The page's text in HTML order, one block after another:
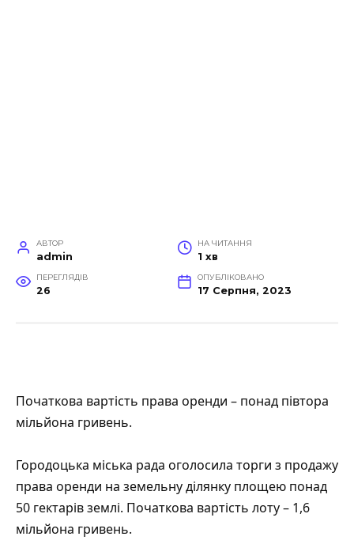
АВТОР
admin
НА ЧИТАННЯ
1 хв
ПЕРЕГЛЯДІВ
26
ОПУБЛІКОВАНО
17 Серпня, 2023
Початкова вартість права оренди – понад півтора
мільйона гривень.
Городоцька міська рада оголосила торги з продажу
права оренди на земельну ділянку площею понад
50 гектарів землі. Початкова вартість лоту – 1,6
мільйона гривень.